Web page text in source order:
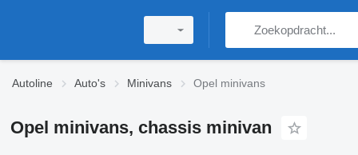
Autoline Auto's Minivans Opel minivans
Opel minivans, chassis minivan